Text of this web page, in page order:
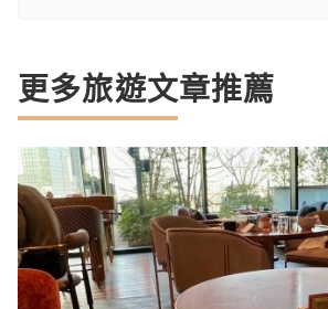
更多旅遊文章推薦